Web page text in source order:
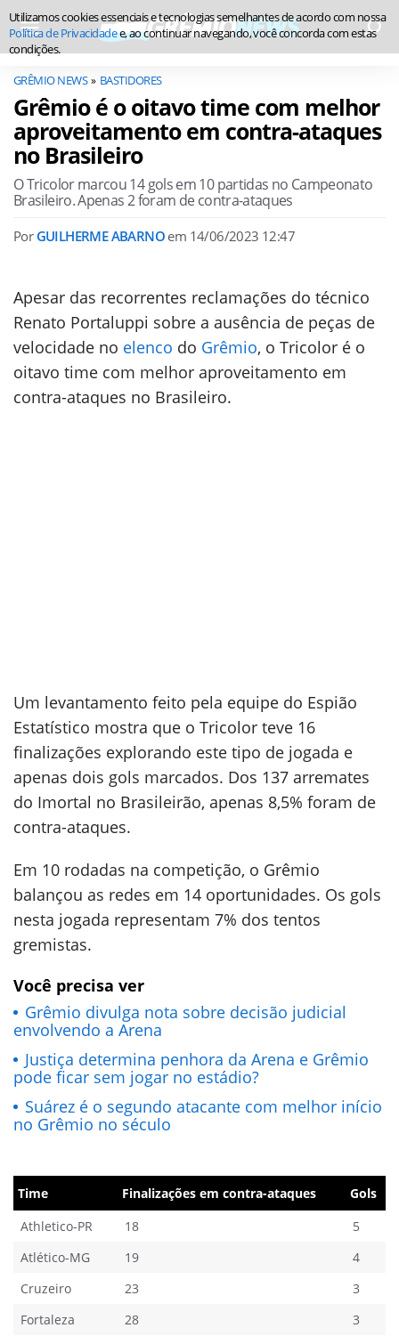
GRÊMIO NEWS BASTIDORES
Grêmio é o oitavo time com melhor
aproveitamento em contra-ataques
no Brasileiro
O Tricolor marcou 14 gols em 10 partidas no Campeonato
Brasileiro. Apenas 2 foram de contra-ataques
Por GUILHERME ABARNO em 14/06/2023 12:47
Apesar das recorrentes reclamações do técnico
Renato Portaluppi sobre a ausência de peças de
velocidade no elenco do Grêmio, o Tricolor é o
oitavo time com melhor aproveitamento em
contra-ataques no Brasileiro.
Um levantamento feito pela equipe do Espião
Estatístico mostra que o Tricolor teve 16
finalizações explorando este tipo de jogada e
apenas dois gols marcados. Dos 137 arremates
do Imortal no Brasileirão, apenas 8,5% foram de
contra-ataques.
Em 10 rodadas na competição, o Grêmio
balançou as redes em 14 oportunidades. Os gols
nesta jogada representam 7% dos tentos
gremistas.
Você precisa ver
Grêmio divulga nota sobre decisão judicial
envolvendo a Arena
Justiça determina penhora da Arena e Grêmio
pode ficar sem jogar no estádio?
Suárez é o segundo atacante com melhor início
no Grêmio no século
Time Finalizações em contra-ataques
Gols
Athletico-PR
18
5
Atlético-MG
19
4
Cruzeiro
23
3
Fortaleza
28
3
Utilizamos cookies essenciais e tecnologias semelhantes de acordo com nossa
Política de Privacidadee, ao continuar navegando, você concorda com estas
condições.